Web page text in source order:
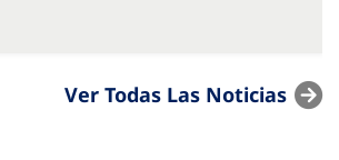
Ver Todas Las Noticias